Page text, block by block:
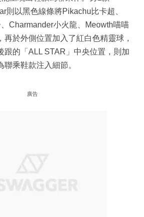
則以黑色線條將Pikachu比卡超、
Charmander小火龍、Meowth喵喵
再於外側位置加入了紅白色精靈球，
跟的「ALL STAR」中央位置，則加
聯乘鞋款注入細節。
廣告